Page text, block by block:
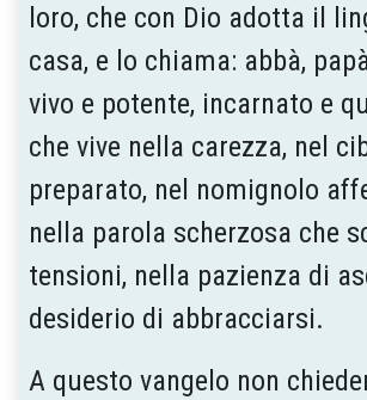
loro, che con Dio adotta il
casa, e lo chiama: abbà,
vivo e potente, incarnato e
che vive nella carezza, nel
preparato, nel nomignolo
nella parola scherzosa che
tensioni, nella pazienza di
desiderio di abbracciarsi.
A questo vangelo non